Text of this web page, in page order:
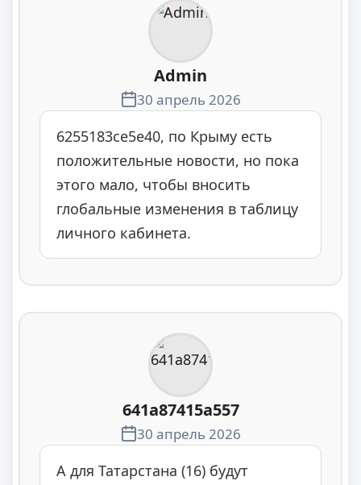
Admin
30 апрель 2026
6255183ce5e40, по Крыму есть
положительные новости, но пока
этого мало, чтобы вносить
глобальные изменения в таблицу
личного кабинета.
641a87415a557
30 апрель 2026
А для Татарстана (16) будут